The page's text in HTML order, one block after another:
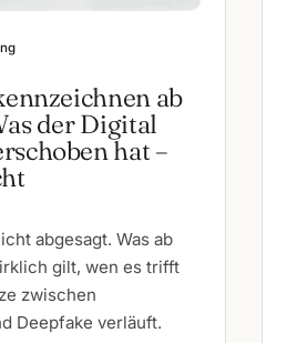
ab
der Digital
hat –
abgesagt. Was ab
gilt, wen es trifft
zwischen
Deepfake verläuft.